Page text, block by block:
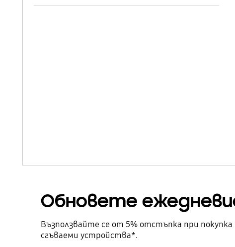
Обновете
Възползвайте се от 5% отстъпка при
сгъваеми устройства*.